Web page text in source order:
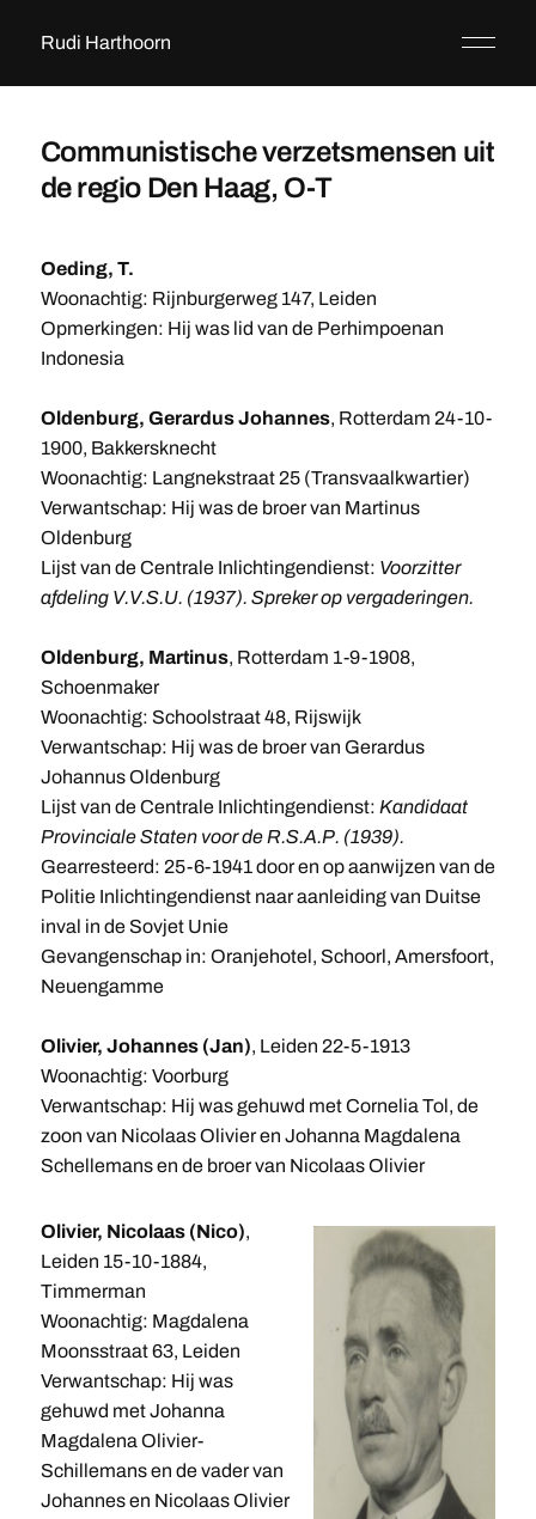
Rudi Harthoorn
Communistische verzetsmensen uit
de regio Den Haag, O-T
Oeding, T.
Woonachtig: Rijnburgerweg 147, Leiden
Opmerkingen: Hij was lid van de Perhimpoenan
Indonesia
Oldenburg, Gerardus Johannes, Rotterdam 24-10-
1900, Bakkersknecht
Woonachtig: Langnekstraat 25 (Transvaalkwartier)
Verwantschap: Hij was de broer van Martinus
Oldenburg
Lijst van de Centrale Inlichtingendienst: Voorzitter
afdeling V.V.S.U. (1937). Spreker op vergaderingen.
Oldenburg, Martinus, Rotterdam 1-9-1908,
Schoenmaker
Woonachtig: Schoolstraat 48, Rijswijk
Verwantschap: Hij was de broer van Gerardus
Johannus Oldenburg
Lijst van de Centrale Inlichtingendienst: Kandidaat
Provinciale Staten voor de R.S.A.P. (1939).
Gearresteerd: 25-6-1941 door en op aanwijzen van de
Politie Inlichtingendienst naar aanleiding van Duitse
inval in de Sovjet Unie
Gevangenschap in: Oranjehotel, Schoorl, Amersfoort,
Neuengamme
Olivier, Johannes (Jan), Leiden 22-5-1913
Woonachtig: Voorburg
Verwantschap: Hij was gehuwd met Cornelia Tol, de
zoon van Nicolaas Olivier en Johanna Magdalena
Schellemans en de broer van Nicolaas Olivier
Olivier, Nicolaas (Nico),
Leiden 15-10-1884,
Timmerman
Woonachtig: Magdalena
Moonsstraat 63, Leiden
Verwantschap: Hij was
gehuwd met Johanna
Magdalena Olivier-
Schillemans en de vader van
Johannes en Nicolaas Olivier